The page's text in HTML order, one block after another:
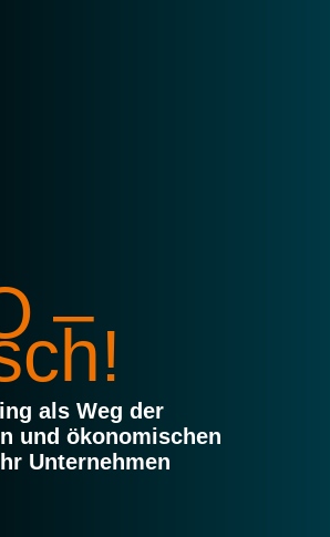
–
als Weg der
und ökonomischen
Unternehmen